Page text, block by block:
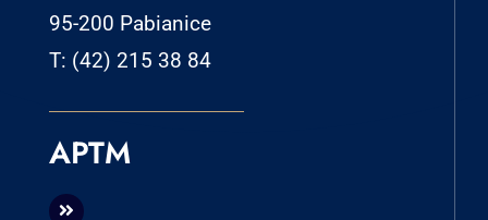
95-200 Pabianice
T: (42) 215 38 84
APTM